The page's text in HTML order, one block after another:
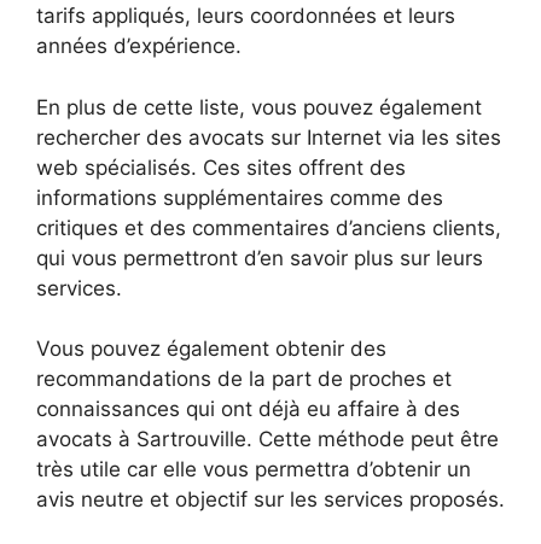
tarifs appliqués, leurs coordonnées et leurs
années d’expérience.
En plus de cette liste, vous pouvez également
rechercher des avocats sur Internet via les sites
web spécialisés. Ces sites offrent des
informations supplémentaires comme des
critiques et des commentaires d’anciens clients,
qui vous permettront d’en savoir plus sur leurs
services.
Vous pouvez également obtenir des
recommandations de la part de proches et
connaissances qui ont déjà eu affaire à des
avocats à Sartrouville. Cette méthode peut être
très utile car elle vous permettra d’obtenir un
avis neutre et objectif sur les services proposés.